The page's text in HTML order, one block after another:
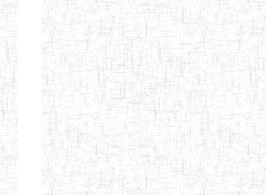
Etablissements
d'enseignement
normal
ENI